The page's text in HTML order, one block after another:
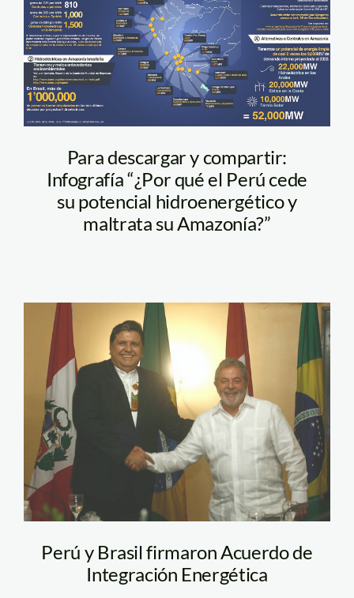
Para descargar y compartir:
Infografía “¿Por qué el Perú cede
su potencial hidroenergético y
maltrata su Amazonía?”
lula_garcia_presidencia
Perú y Brasil firmaron Acuerdo de
Integración Energética